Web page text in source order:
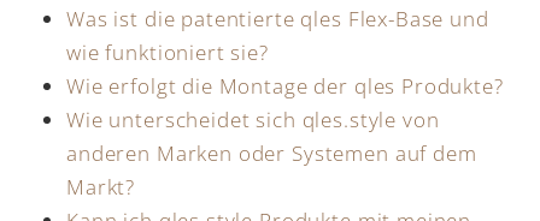
Was ist die patentierte qles Flex-Base und
wie funktioniert sie?
Wie erfolgt die Montage der qles Produkte?
Wie unterscheidet sich qles.style von
anderen Marken oder Systemen auf dem
Markt?